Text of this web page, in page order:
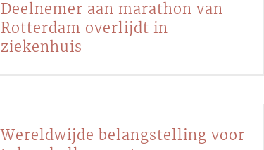
Deelnemer aan marathon van
Rotterdam overlijdt in
ziekenhuis
Wereldwijde belangstelling voor